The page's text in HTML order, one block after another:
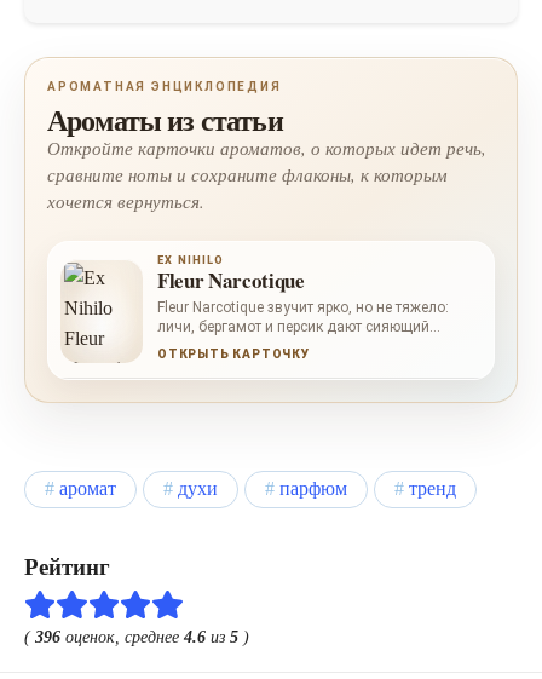
АРОМАТНАЯ ЭНЦИКЛОПЕДИЯ
Ароматы из статьи
Откройте карточки ароматов, о которых идет речь,
сравните ноты и сохраните флаконы, к которым
хочется вернуться.
EX NIHILO
Fleur Narcotique
Fleur Narcotique звучит ярко, но не тяжело:
личи, бергамот и персик дают сияющий
фруктовый старт, пион и цветок апельсина
жасмин добавляет белоцветочное дыхание.
Мускус, мох и древесные ноты оставляют
ОТКРЫТЬ КАРТОЧКУ
аромат духи парфюм тренд
Рейтинг
(396 оценок, среднее 4.6 из 5 )